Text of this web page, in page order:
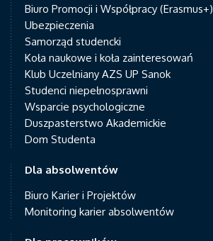
Biuro Promocji i Współpracy (Erasmus+)
Ubezpieczenia
Samorząd studencki
Koła naukowe i koła zainteresowań
Klub Uczelniany AZS UP Sanok
Studenci niepełnosprawni
Wsparcie psychologiczne
Duszpasterstwo Akademickie
Dom Studenta
Dla absolwentów
Biuro Karier i Projektów
Monitoring karier absolwentów